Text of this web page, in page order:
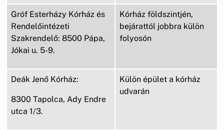
Gróf Esterházy Kórház és
Rendelőintézeti
Szakrendelő: 8500 Pápa,
Jókai u. 5-9.
Kórház földszintjén,
bejárattól jobbra külön
folyosón
Deák Jenő Kórház:
8300 Tapolca, Ady Endre
utca 1/3.
Külön épület a kórház
udvarán